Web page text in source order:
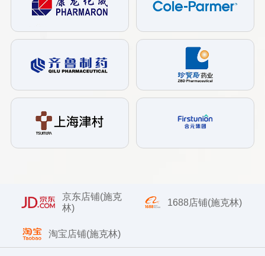
京东店铺(施克
林)
1688店铺(施克林)
淘宝店铺(施克林)